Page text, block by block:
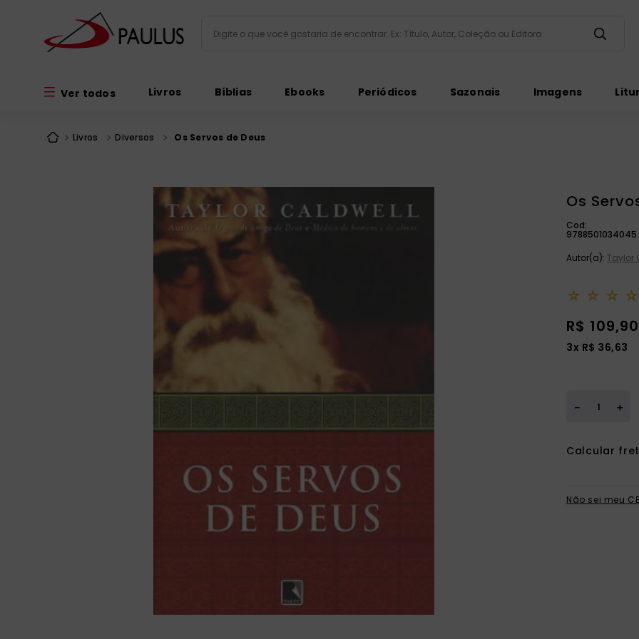
Ver todos Livros Bíblias Ebooks Periódicos Sazonais Imagens
Livros Diversos Os Servos de Deus
Os
Cod:
9788501034045
Autor(a): Taylor
☆ ☆ ☆ ☆
R$ 109,90
3x R$ 36,63
＋
－
Não sei meu
bíblia jerusalém
imagens
patristica
biblia pastoral
9 catequese